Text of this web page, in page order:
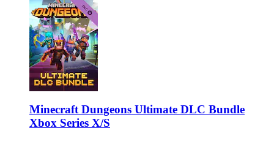
Minecraft Dungeons Ultimate DLC Bundle
Xbox Series X/S